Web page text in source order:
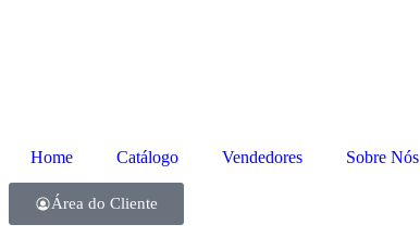
Home Catálogo Vendedores Sobre Nós
Área do Cliente